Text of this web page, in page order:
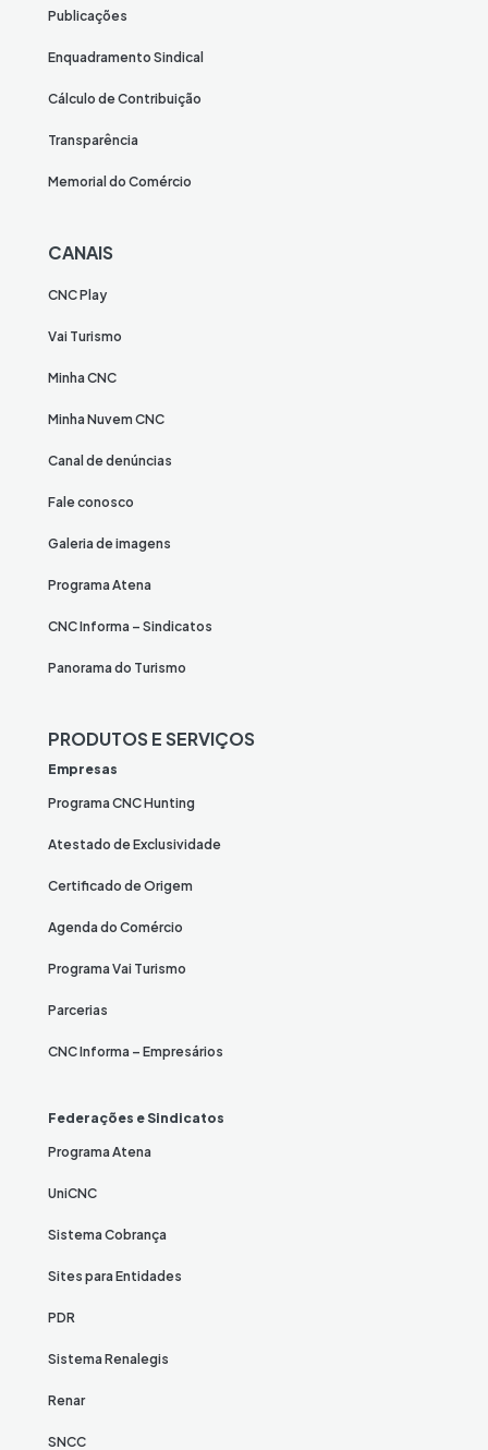
Publicações
Enquadramento Sindical
Cálculo de Contribuição
Transparência
Memorial do Comércio
CANAIS
CNC Play
Vai Turismo
Minha CNC
Minha Nuvem CNC
Canal de denúncias
Fale conosco
Galeria de imagens
Programa Atena
CNC Informa – Sindicatos
Panorama do Turismo
PRODUTOS E SERVIÇOS
Empresas
Programa CNC Hunting
Atestado de Exclusividade
Certificado de Origem
Agenda do Comércio
Programa Vai Turismo
Parcerias
CNC Informa – Empresários
Federações e Sindicatos
Programa Atena
UniCNC
Sistema Cobrança
Sites para Entidades
PDR
Sistema Renalegis
Renar
SNCC